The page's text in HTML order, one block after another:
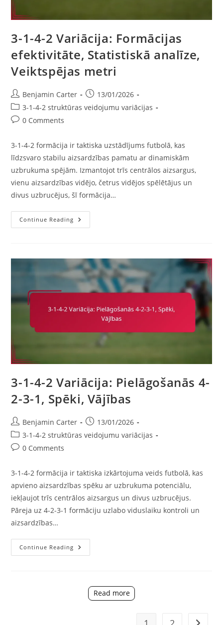
3-1-4-2 Variācija: Formācijas
efektivitāte, Statistiskā analīze,
Veiktspējas metri
Post
author:
Benjamin Carter
Post
published:
13/01/2026
Post
category:
3-1-4-2 struktūras veidojumu variācijas
Post0 Comments
3-1-4-2 formācija ir taktiska uzstādījums futbolā, kas
līdzsvaro stabilu aizsardzības pamatu ar dinamiskām
uzbrukuma spējām. Izmantojot trīs centrālos aizsargus,
vienu aizsardzības vidējo, četrus vidējos spēlētājus un
divus uzbrucējus, šī formācija…
Continue Reading 3-
1-
Efektivitāte,
Statistiskā
Analīze,
Veiktspējas
Metri
3-1-4-2 Variācija: Pielāgošanās 4-
2-3-1, Spēki, Vājības
Post
author:
Benjamin Carter
Post
published:
13/01/2026
Post
category:
3-1-4-2 struktūras veidojumu variācijas
Post0 Comments
3-1-4-2 formācija ir taktiska izkārtojuma veids futbolā, kas
apvieno aizsardzības spēku ar uzbrukuma potenciālu,
iekļaujot trīs centrālos aizsargus un divus uzbrucējus.
Pāreja uz 4-2-3-1 formāciju uzlabo viduslaiku kontroli un
aizsardzības…
Continue Reading 3-
1-
Read more
Go to